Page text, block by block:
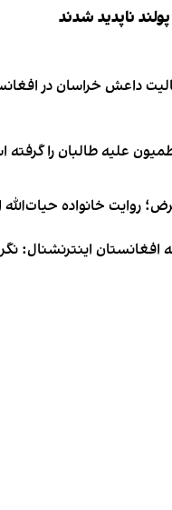
ناپدید شدند
داعش خراسان در
علیه طالبان را
روایت خانواده حیات‌الله
به افغانستان